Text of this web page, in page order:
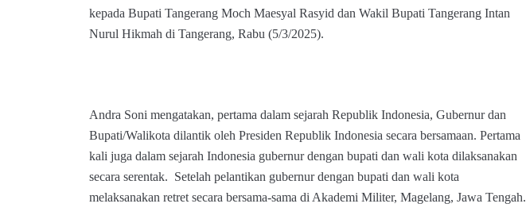
kepada Bupati Tangerang Moch Maesyal Rasyid dan Wakil Bupati Tangerang Intan
Nurul Hikmah di Tangerang, Rabu (5/3/2025).
Andra Soni mengatakan, pertama dalam sejarah Republik Indonesia, Gubernur dan
Bupati/Walikota dilantik oleh Presiden Republik Indonesia secara bersamaan. Pertama
kali juga dalam sejarah Indonesia gubernur dengan bupati dan wali kota dilaksanakan
secara serentak. Setelah pelantikan gubernur dengan bupati dan wali kota
melaksanakan retret secara bersama-sama di Akademi Militer, Magelang, Jawa Tengah.